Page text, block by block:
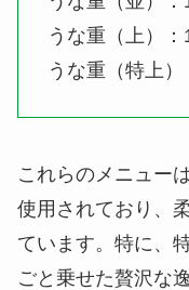
うな重（上）：
うな重（特上）
これらのメニュー
使用されており、
ています。特に、
ごと乗せた贅沢な